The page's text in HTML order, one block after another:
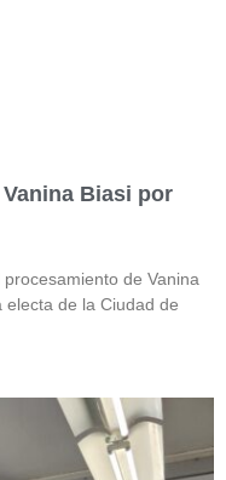
Biasi por
de Vanina
electa de la Ciudad de